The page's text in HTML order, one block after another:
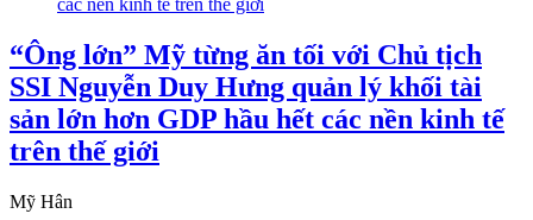
“Ông lớn” Mỹ từng ăn tối với Chủ tịch
SSI Nguyễn Duy Hưng quản lý khối tài
sản lớn hơn GDP hầu hết các nền kinh tế
trên thế giới
Mỹ Hân